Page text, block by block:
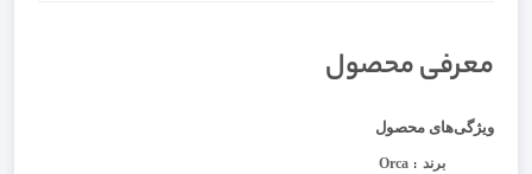
معرفی محصول
ویژگی‌های محصول
برند :
Orca